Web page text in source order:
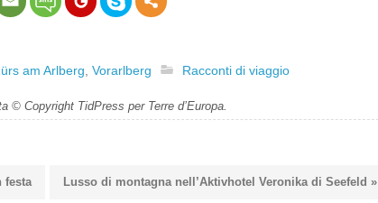
am Arlberg, Vorarlberg Racconti di viaggio
© Copyright TidPress per Terre d’Europa.
festa Lusso di montagna nell’Aktivhotel Veronika di Seefeld »